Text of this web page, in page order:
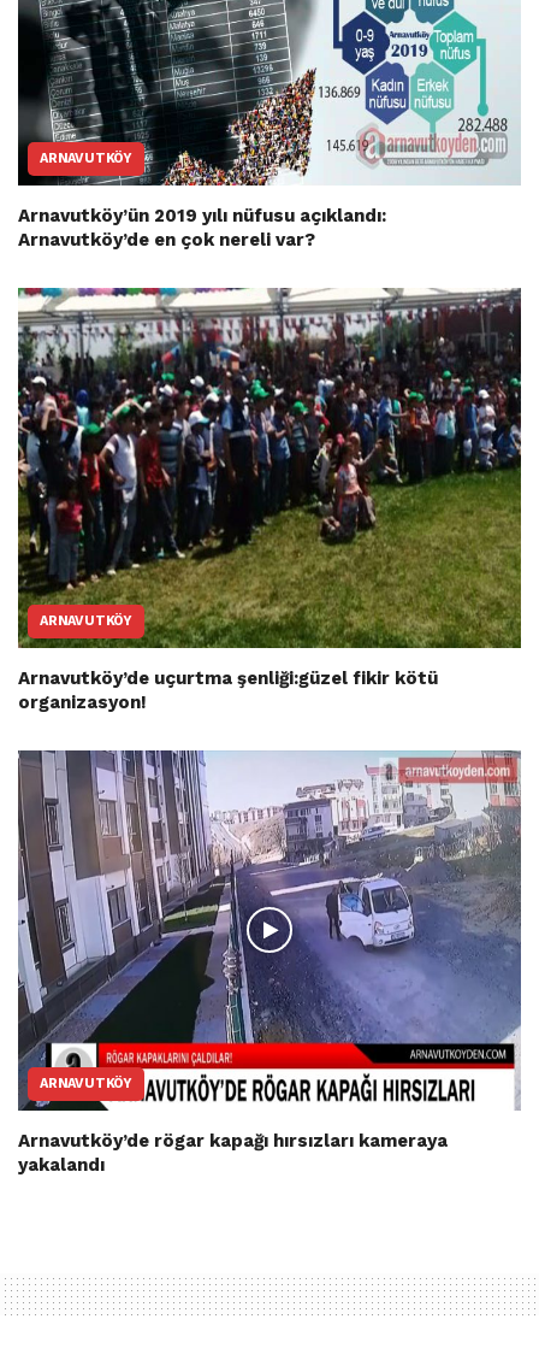
ARNAVUTKÖY
Arnavutköy’ün 2019 yılı nüfusu açıklandı:
Arnavutköy’de en çok nereli var?
ARNAVUTKÖY
Arnavutköy’de uçurtma şenliği:güzel fikir kötü
organizasyon!
ARNAVUTKÖY
Arnavutköy’de rögar kapağı hırsızları kameraya
yakalandı